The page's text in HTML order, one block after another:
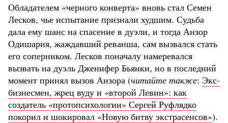
Обладателем «черного конверта» вновь стал Семен
Лесков, чье испытание признали худшим. Судьба
дала ему шанс на спасение в дуэли, и тогда Анзор
Одишария, жаждавший реванша, сам вызвался стать
его соперником. Лесков поначалу намеревался
вызвать на дуэль Дженифер Бьянки, но в последний
момент принял вызов Анзора (читайте также: Экс-
бизнесмен, жрец вуду и «второй Левин»: как
создатель «протопсихологии» Сергей Руфлядко
покорил и шокировал «Новую битву экстрасенсов»).